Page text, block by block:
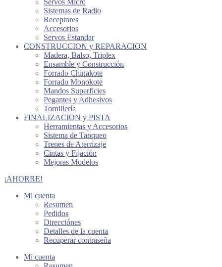
Servos Micro
Sistemas de Radio
Receptores
Accesorios
Servos Estandar
CONSTRUCCION y REPARACION
Madera, Balso, Triplex
Ensamble y Construcción
Forrado Chinakote
Forrado Monokote
Mandos Superficies
Pegantes y Adhesivos
Tornillería
FINALIZACION y PISTA
Herramientas y Accesorios
Sistema de Tanqueo
Trenes de Aterrizaje
Cintas y Fijación
Mejoras Modelos
¡AHORRE!
Mi cuenta
Resumen
Pedidos
Direcciónes
Detalles de la cuenta
Recuperar contraseña
Mi cuenta